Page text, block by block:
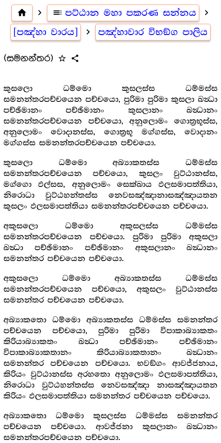
home navigate_next toc පට්ඨාන මහා පකරණ සන්නය navigate_next
[පඤ්හා වාරය] navigate_next පඤ්හාවාර විභඞ්ග පාලිය
(සමනන්තර) star_outline share
කුසලො ධම්මො කුසලස්ස ධම්මස්ස
සමනන්තරපච්චයෙන පච්චයො, පුරිමා පුරිමා කුසලා ඛන්‍ධා
පච්ඡිමානං පච්ඡිමානං කුසලානං ඛන්‍ධානං
සමනන්තරපච්චයෙන පච්චයො, අනුලොමං ගොත්‍රභූස්ස,
අනුලොමං වොදානස්ස, ගොත්‍රභූ මග්ගස්ස, වොදානං
මග්ගස්ස සමනන්තරපච්චයෙන පච්චයො.
කුසලො ධම්මො අබ්‍යාකතස්ස ධම්මස්ස
සමනන්තරපච්චයෙන පච්චයො, කුසලං වුට්ඨානස්ස,
මග්ගො ඵල්සස, අනුලොමං සෙක්ඛාය ඵලසමාපත්තියා,
නිරොධා වුට්ඨහන්තස්ස නෙවසඤ්ඤානාසඤ්ඤායතන
කුසලං ඵලසමාපත්තියා සමනන්තරපච්චයෙන පච්චයො.
අකුසලො ධම්මො අකුසලස්ස ධම්මස්ස
සමනන්තරපච්චයෙන පච්චයො. පුරිමා පුරිමා අකුසලා
ඛන්‍ධා පච්ඡිමානං පච්ඡිමානං අකුසලානං ඛන්‍ධානං
සමනන්තර පච්චයෙන පච්චයො.
අකුසලො ධම්මො අබ්‍යාකතස්ස ධම්මස්ස
සමනන්තරපච්චයෙන පච්චයො, අකුසලං වුට්ඨානස්ස
සමනන්තර පච්චයෙන පච්චයො.
අබ්‍යාකතො ධම්මො අබ්‍යාකතස්ස ධම්මස්ස සමනන්තර
පච්චයෙන පච්චයො, පුරිමා පුරිමා විපාකාබ්‍යාකතං
කිරියාබ්‍යාකතං ඛන්‍ධා පච්ඡිමානං පච්ඡිමානං
විපාකාබ්‍යාකතානං කිරියාබ්‍යාකතානං ඛන්‍ධානං
සමනන්තර පච්චයෙන පච්චයො. භවඞ්ගං ආවජ්ජනාය,
කිරියං වුට්ඨානස්ස අරහතො අනුලොමං ඵලසමාපත්තියා,
නිරොධා වුට්ඨහන්තස්ස නෙවසඤ්ඤා නාසඤ්ඤායතන
කිරියං ඵලසමාපත්තියා සමනන්තර පච්චයෙන පච්චයො.
අබ්‍යාකතො ධම්මො කුසලස්ස ධම්මස්ස සමනන්තර
පච්චයෙන පච්චයො. ආවජ්ජනා කුසලානං ඛන්‍ධානං
සමනන්තරපච්චයෙන පච්චයො.